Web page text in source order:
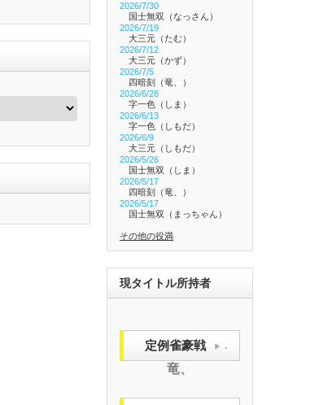
2026/7/30
国士無双（なっさん）
2026/7/19
大三元（たむ）
2026/7/12
大三元（かず）
2026/7/5
四暗刻（竜、）
2026/6/28
字一色（しま）
2026/6/13
字一色（しもだ）
2026/6/9
大三元（しもだ）
2026/5/26
国士無双（しま）
2026/5/17
四暗刻（竜、）
2026/5/17
国士無双（まっちゃん）
その他の役満
現タイトル所持者
定例雀豪戦 .
竜、